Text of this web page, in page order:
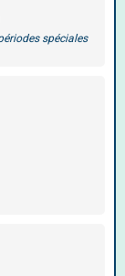
spéciales